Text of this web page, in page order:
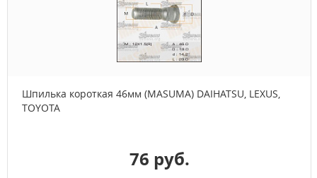
Шпилька короткая 46мм (MASUMA) DAIHATSU, LEXUS,
TOYOTA
76 руб.